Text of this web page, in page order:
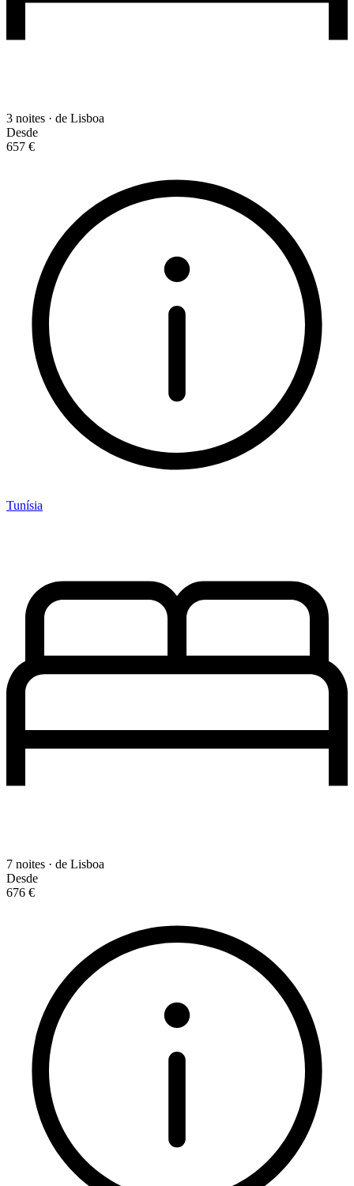
3 noites · de Lisboa
Desde
657 €
Tunísia
7 noites · de Lisboa
Desde
676 €